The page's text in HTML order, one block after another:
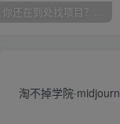
你还在到处找项目？还在当韭菜？我靠卖项目一个月收入5万+，曾经我也是个失败者。
淘不掉学院